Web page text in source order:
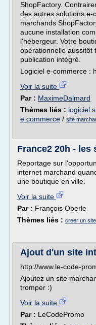
ShopFactory.
des autres solutions e-
marchands
aucune installation
l'hébergeur. Votre
opérationnelle aussitôt
publication intégré.
Logiciel e-commerce :
Voir la suite
Par : MaximeDalmard
Thèmes liés : logiciel
e commerce / site
France2 20h - les
Reportage sur
internet marchand
une boutique en ville.
Voir la suite
Par : François Oberle
Thèmes liés : creer un
Ajout d'un site
http://www.le-code-
Ajoutez un site
tromper :)
Voir la suite
Par : LeCodePromo